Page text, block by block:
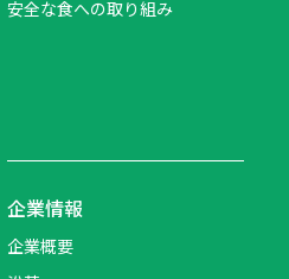
安全な食への取り組み
企業情報
企業概要